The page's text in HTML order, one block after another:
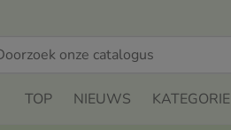
TOP NIEUWS KATEGORIE